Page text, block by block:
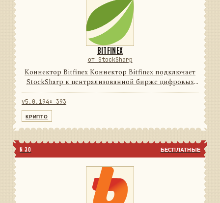
BITFINEX
от StockSharp
Коннектор Bitfinex Коннектор Bitfinex подключает
StockSharp к централизованной бирже цифровых
активов. Он переводит данные и операции
провайдера в единую модель сообщений
v5.0.194 ⬇ 393
КРИПТО
N 30 БЕСПЛАТНЫЕ